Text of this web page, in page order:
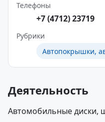
Телефоны
+7 (4712) 23719
Рубрики
Автопокрышки,
Деятельность
Автомобильные диски,